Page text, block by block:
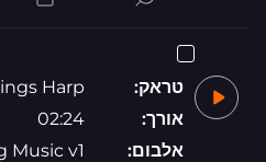
טראק:
Harp
אורך:
02:24
אלבום:
Music v1